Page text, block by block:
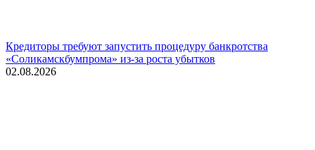
Кредиторы требуют запустить процедуру банкротства
«Соликамскбумпрома» из-за роста убытков
02.08.2026